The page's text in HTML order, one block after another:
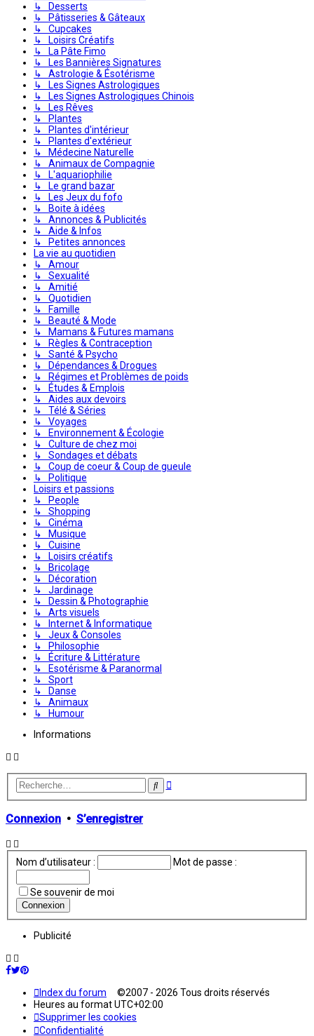
↳ Desserts
↳ Pâtisseries & Gâteaux
↳ Cupcakes
↳ Loisirs Créatifs
↳ La Pâte Fimo
↳ Les Bannières Signatures
↳ Astrologie & Ésotérisme
↳ Les Signes Astrologiques
↳ Les Signes Astrologiques Chinois
↳ Les Rêves
↳ Plantes
↳ Plantes d'intérieur
↳ Plantes d'extérieur
↳ Médecine Naturelle
↳ Animaux de Compagnie
↳ L'aquariophilie
↳ Le grand bazar
↳ Les Jeux du fofo
↳ Boite à idées
↳ Annonces & Publicités
↳ Aide & Infos
↳ Petites annonces
La vie au quotidien
↳ Amour
↳ Sexualité
↳ Amitié
↳ Quotidien
↳ Famille
↳ Beauté & Mode
↳ Mamans & Futures mamans
↳ Règles & Contraception
↳ Santé & Psycho
↳ Dépendances & Drogues
↳ Régimes et Problèmes de poids
↳ Études & Emplois
↳ Aides aux devoirs
↳ Télé & Séries
↳ Voyages
↳ Environnement & Écologie
↳ Culture de chez moi
↳ Sondages et débats
↳ Coup de coeur & Coup de gueule
↳ Politique
Loisirs et passions
↳ People
↳ Shopping
↳ Cinéma
↳ Musique
↳ Cuisine
↳ Loisirs créatifs
↳ Bricolage
↳ Décoration
↳ Jardinage
↳ Dessin & Photographie
↳ Arts visuels
↳ Internet & Informatique
↳ Jeux & Consoles
↳ Philosophie
↳ Écriture & Littérature
↳ Esotérisme & Paranormal
↳ Sport
↳ Danse
↳ Animaux
↳ Humour
Informations
Rechercher
Recherche
Connexion • S’enregistrer
Nom d’utilisateur : Mot de passe :
Se souvenir de moi
Publicité
Index du forum ©2007 - 2026 Tous droits réservés
Heures au formatUTC+02:00
Supprimer les cookies
Confidentialité